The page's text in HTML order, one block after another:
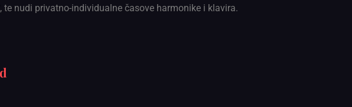
te nudi privatno-individualne časove harmonike i klavira.